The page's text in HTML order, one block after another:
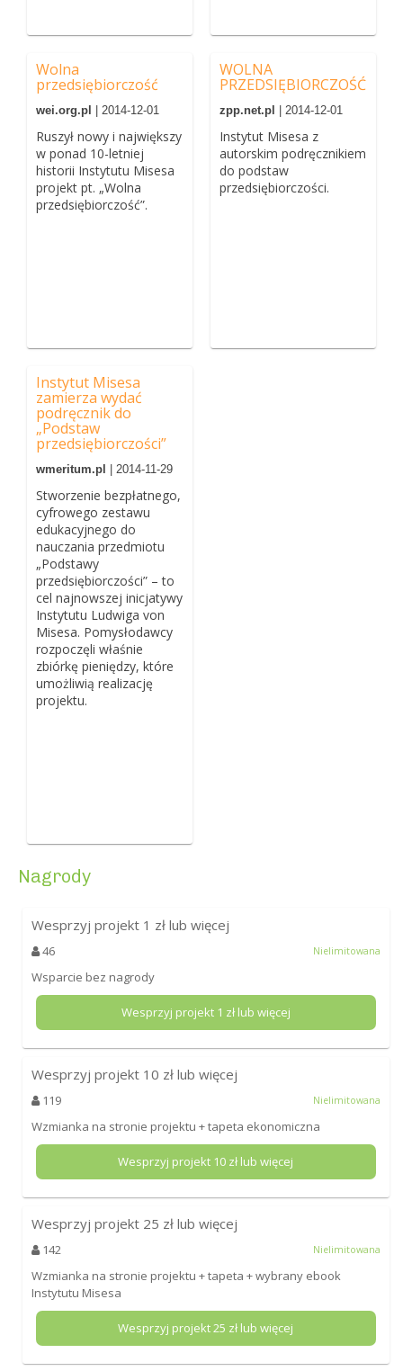
Wolna
przedsiębiorczość
wei.org.pl | 2014-12-01
Ruszył nowy i największy
w ponad 10-letniej
historii Instytutu Misesa
projekt pt. „Wolna
przedsiębiorczość”.
WOLNA
PRZEDSIĘBIORCZOŚĆ
zpp.net.pl | 2014-12-01
Instytut Misesa z
autorskim podręcznikiem
do podstaw
przedsiębiorczości.
Instytut Misesa
zamierza wydać
podręcznik do
„Podstaw
przedsiębiorczości”
wmeritum.pl | 2014-11-29
Stworzenie bezpłatnego,
cyfrowego zestawu
edukacyjnego do
nauczania przedmiotu
„Podstawy
przedsiębiorczości” – to
cel najnowszej inicjatywy
Instytutu Ludwiga von
Misesa. Pomysłodawcy
rozpoczęli właśnie
zbiórkę pieniędzy, które
umożliwią realizację
projektu.
Nagrody
Wesprzyj projekt 1 zł lub więcej
46 Nielimitowana
Wsparcie bez nagrody
Wesprzyj projekt 1 zł lub więcej
Wesprzyj projekt 10 zł lub więcej
119 Nielimitowana
Wzmianka na stronie projektu + tapeta ekonomiczna
Wesprzyj projekt 10 zł lub więcej
Wesprzyj projekt 25 zł lub więcej
142 Nielimitowana
Wzmianka na stronie projektu + tapeta + wybrany ebook
Instytutu Misesa
Wesprzyj projekt25 zł lub więcej